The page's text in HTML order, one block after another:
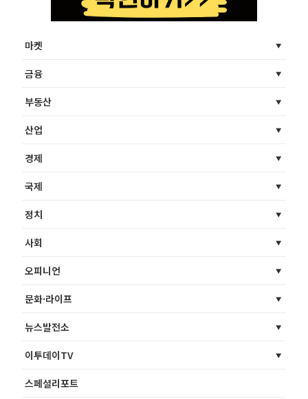
마켓
금융
부동산
산업
경제
국제
정치
사회
오피니언
문화·라이프
뉴스발전소
이투데이TV
스페셜리포트